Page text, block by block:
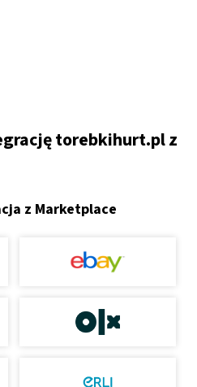
torebkihurt.pl z
z Marketplace